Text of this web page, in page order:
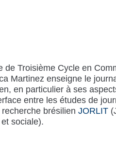
de Troisième Cycle en
Martinez enseigne le
en particulier à ses
entre les études de
brésilien JORLIT
sociale).